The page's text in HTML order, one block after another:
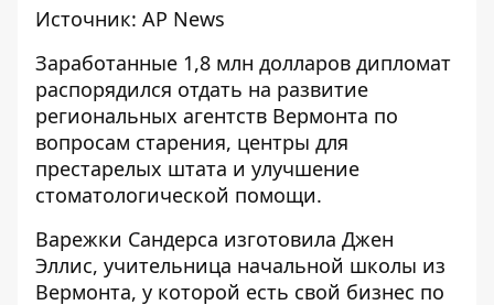
Источник: AP News
Заработанные 1,8 млн долларов дипломат
распорядился отдать на развитие
региональных агентств Вермонта по
вопросам старения, центры для
престарелых штата и улучшение
стоматологической помощи.
Варежки Сандерса изготовила Джен
Эллис, учительница начальной школы из
Вермонта, у которой есть свой бизнес по